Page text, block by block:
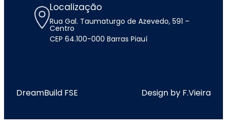
Localização
Rua Gal. Taumaturgo de Azevedo, 591 –
Centro
CEP 64.100-000 Barras Piauí
DreamBuild FSE Design by F.Vieira